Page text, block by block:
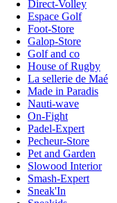
Direct-Volley
Espace Golf
Foot-Store
Galop-Store
Golf and co
House of Rugby
La sellerie de Maé
Made in Paradis
Nauti-wave
On-Fight
Padel-Expert
Pecheur-Store
Pet and Garden
Slowood Interior
Smash-Expert
Sneak'In